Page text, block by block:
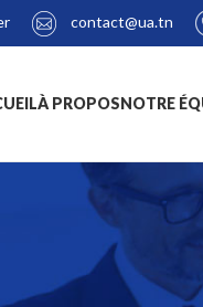
contact@ua.tn
À PROPOSNOTRE